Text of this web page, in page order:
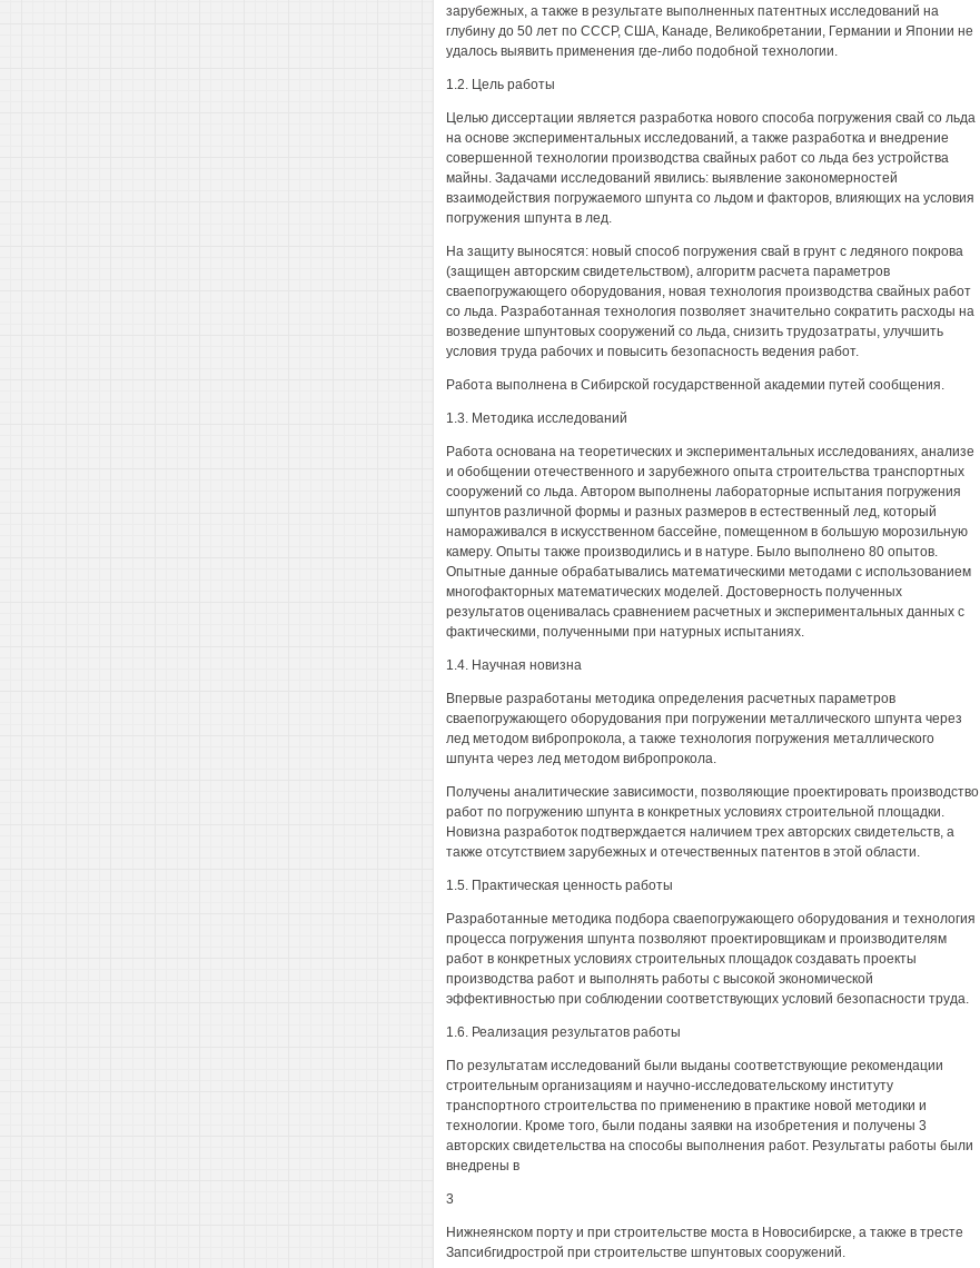
зарубежных, а также в результате выполненных патентных исследований на
глубину до 50 лет по СССР, США, Канаде, Великобретании, Германии и Японии не
удалось выявить применения где-либо подобной технологии.
1.2. Цель работы
Целью диссертации является разработка нового способа погружения свай со льда
на основе экспериментальных исследований, а также разработка и внедрение
совершенной технологии производства свайных работ со льда без устройства
майны. Задачами исследований явились: выявление закономерностей
взаимодействия погружаемого шпунта со льдом и факторов, влияющих на условия
погружения шпунта в лед.
На защиту выносятся: новый способ погружения свай в грунт с ледяного покрова
(защищен авторским свидетельством), алгоритм расчета параметров
сваепогружающего оборудования, новая технология производства свайных работ
со льда. Разработанная технология позволяет значительно сократить расходы на
возведение шпунтовых сооружений со льда, снизить трудозатраты, улучшить
условия труда рабочих и повысить безопасность ведения работ.
Работа выполнена в Сибирской государственной академии путей сообщения.
1.3. Методика исследований
Работа основана на теоретических и экспериментальных исследованиях, анализе
и обобщении отечественного и зарубежного опыта строительства транспортных
сооружений со льда. Автором выполнены лабораторные испытания погружения
шпунтов различной формы и разных размеров в естественный лед, который
намораживался в искусственном бассейне, помещенном в большую морозильную
камеру. Опыты также производились и в натуре. Было выполнено 80 опытов.
Опытные данные обрабатывались математическими методами с использованием
многофакторных математических моделей. Достоверность полученных
результатов оценивалась сравнением расчетных и экспериментальных данных с
фактическими, полученными при натурных испытаниях.
1.4. Научная новизна
Впервые разработаны методика определения расчетных параметров
сваепогружающего оборудования при погружении металлического шпунта через
лед методом вибропрокола, а также технология погружения металлического
шпунта через лед методом вибропрокола.
Получены аналитические зависимости, позволяющие проектировать производство
работ по погружению шпунта в конкретных условиях строительной площадки.
Новизна разработок подтверждается наличием трех авторских свидетельств, а
также отсутствием зарубежных и отечественных патентов в этой области.
1.5. Практическая ценность работы
Разработанные методика подбора сваепогружающего оборудования и технология
процесса погружения шпунта позволяют проектировщикам и производителям
работ в конкретных условиях строительных площадок создавать проекты
производства работ и выполнять работы с высокой экономической
эффективностью при соблюдении соответствующих условий безопасности труда.
1.6. Реализация результатов работы
По результатам исследований были выданы соответствующие рекомендации
строительным организациям и научно-исследовательскому институту
транспортного строительства по применению в практике новой методики и
технологии. Кроме того, были поданы заявки на изобретения и получены 3
авторских свидетельства на способы выполнения работ. Результаты работы были
внедрены в
3
Нижнеянском порту и при строительстве моста в Новосибирске, а также в тресте
Запсибгидрострой при строительстве шпунтовых сооружений.